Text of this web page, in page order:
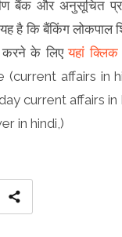
बैंक और अनुसूचित
है कि बैंकिंग लोकपाल
करने के लिएयहां
affairs in
current affairs
in hindi,)